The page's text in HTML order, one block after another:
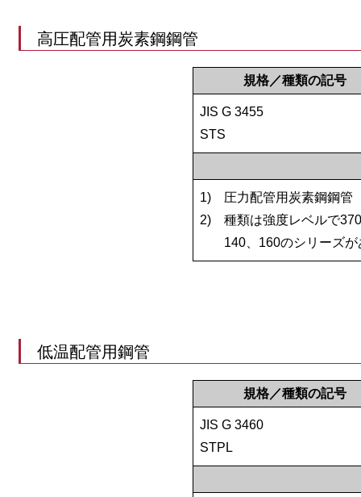
高圧配管用炭素鋼鋼管
規格／種類の記号
JIS G 3455
STS
1)
圧力配管用炭素鋼鋼管
2)
種類は強度レベルで
140、160のシリーズ
低温配管用鋼管
規格／種類の記号
JIS G 3460
STPL